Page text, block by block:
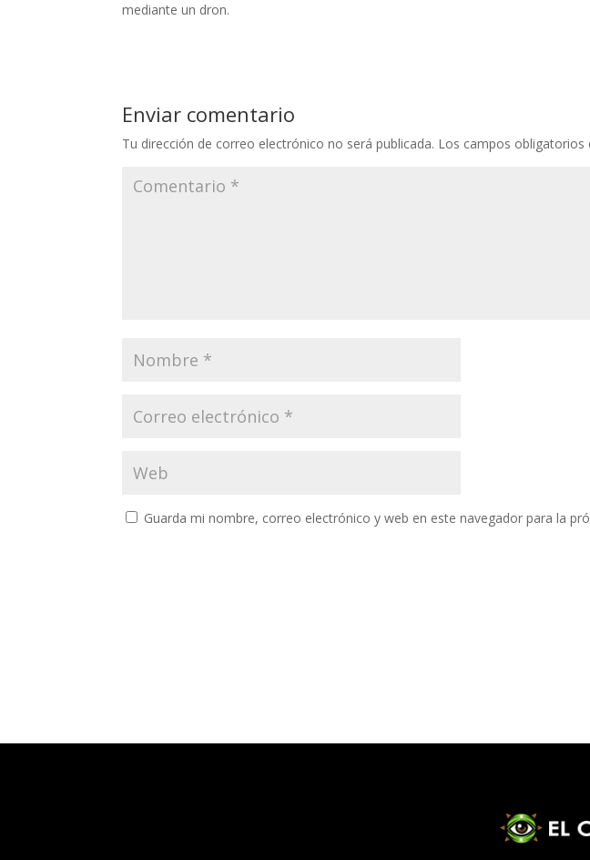
mediante un dron.
Enviar comentario
Tu dirección de correo electrónico no será publicada. Los campos
Guarda mi nombre, correo electrónico y web en este navegador para la